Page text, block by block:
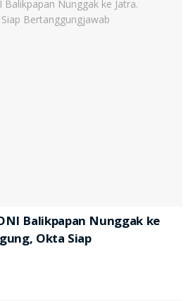
Balikpapan Nunggak ke
Okta Siap